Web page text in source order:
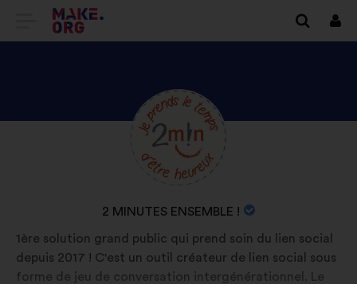
VAI
MAKE.ORG
SCOPRI
IL
PROFILO
MINUTES
ENSEMBLE
NOME
DELL'ORGANIZZAZIONE:
2 MINUTES ENSEMBLE !
Biografia:
1ère solution grand public qui prend soin du lien social
depuis 2017 ! C'est un outil créateur de lien social sous
forme de jeu de conversation intergénérationnel. Le